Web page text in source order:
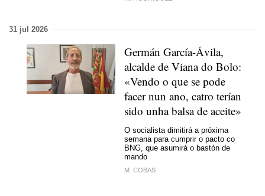
31 jul 2026
Germán García-Ávila,
alcalde de Viana do Bolo:
«Vendo o que se pode
facer nun ano, catro terían
sido unha balsa de aceite»
O socialista dimitirá a próxima
semana para cumprir o pacto co
BNG, que asumirá o bastón de
mando
M. COBAS